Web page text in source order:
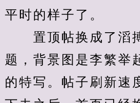
平时的样子了。
置顶帖换成了滔
题，背景图是李繁举
的特写。帖子刷新速